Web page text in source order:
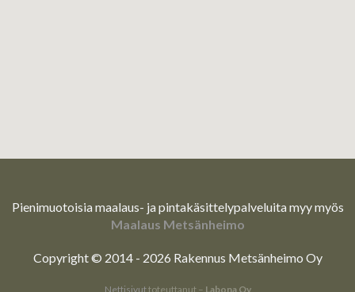
Pienimuotoisia maalaus- ja pintakäsittelypalveluita myy myös
Maalaus Metsänheimo
Copyright © 2014 - 2026 Rakennus Metsänheimo Oy
Nettisivuttoteuttanut – Labona Oy